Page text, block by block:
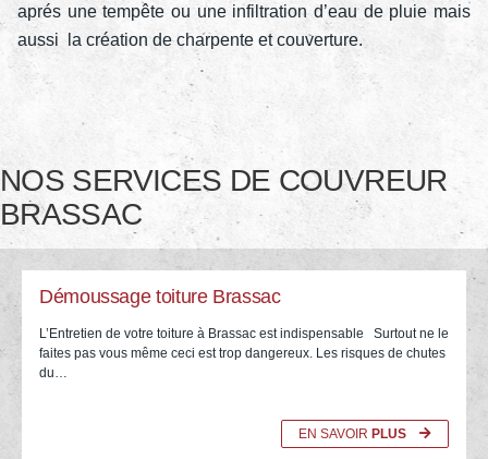
aprés une tempête ou une infiltration d’eau de pluie mais
aussi la création de charpente et couverture.
NOS SERVICES DE COUVREUR
BRASSAC
Démoussage toiture Brassac
L’Entretien de votre toiture à Brassac est indispensable Surtout ne le
faites pas vous même ceci est trop dangereux. Les risques de chutes
du…
EN SAVOIR PLUS